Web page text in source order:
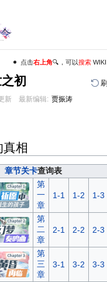
点击右上角🔍，可以搜索WIKI
初 刷
新 最新编辑: 贾振涛
相
章节关卡查询表
第
一
章
1-1 1-2 1-3
第
二
章
2-1 2-2 2-3
第
三
章
3-1 3-2 3-3